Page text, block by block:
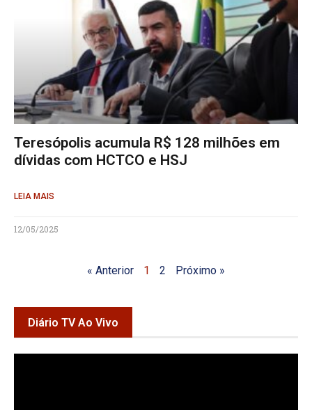
Teresópolis acumula R$ 128 milhões em
dívidas com HCTCO e HSJ
LEIA MAIS
12/05/2025
« Anterior 1 2 Próximo »
Diário TV Ao Vivo